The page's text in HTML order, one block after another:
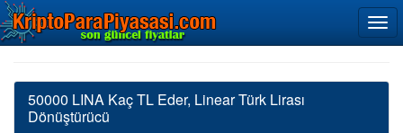
50000 LINA Kaç TL Eder, Linear Türk Lirası
Dönüştürücü